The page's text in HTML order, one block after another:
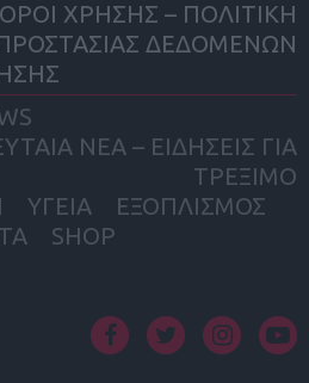
ΟΡΟΙ ΧΡΗΣΗΣ – ΠΟΛΙΤΙΚΗ
ΔΕΔΟΜΕΝΩΝ
ΝΕΑ – ΕΙΔΗΣΕΙΣ ΓΙΑ
ΤΡΕΞΙΜΟ
ΥΓΕΙΑ
ΕΞΟΠΛΙΣΜΟΣ
SHOP